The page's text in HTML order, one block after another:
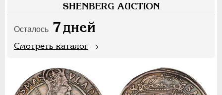
SHENBERG AUCTION
Осталось 7дней
Смотреть каталог